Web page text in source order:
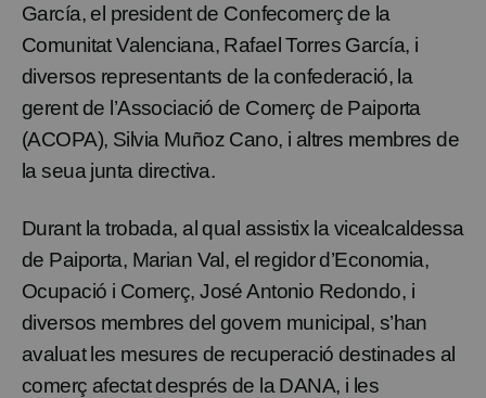
García, el president de Confecomerç de la
Comunitat Valenciana, Rafael Torres García, i
diversos representants de la confederació, la
gerent de l’Associació de Comerç de Paiporta
(ACOPA), Silvia Muñoz Cano, i altres membres de
la seua junta directiva.
Durant la trobada, al qual assistix la vicealcaldessa
de Paiporta, Marian Val, el regidor d’Economia,
Ocupació i Comerç, José Antonio Redondo, i
diversos membres del govern municipal, s’han
avaluat les mesures de recuperació destinades al
comerç afectat després de la DANA, i les